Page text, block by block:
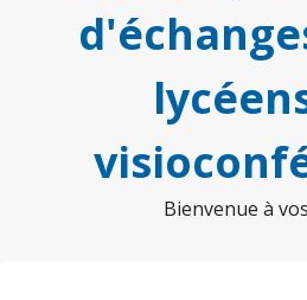
Bienvenue à